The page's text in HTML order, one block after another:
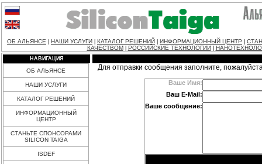
ОБ АЛЬЯНСЕ НАШИ УСЛУГИ КАТАЛОГ РЕШЕНИЙ ИНФОРМАЦИОННЫЙ ЦЕНТР
КАЧЕСТВОМ
РОССИЙСКИЕ ТЕХНОЛОГИИ
НАВИГАЦИЯ
ОБ АЛЬЯНСЕ
НАШИ УСЛУГИ
КАТАЛОГ РЕШЕНИЙ
ИНФОРМАЦИОННЫЙ
ЦЕНТР
СТАНЬТЕ СПОНСОРАМИ
SILICON TAIGA
ISDEF
Для отправки сообщения заполните,
Ваше Имя:
Ваш E-Mail:
Ваше сообщение: